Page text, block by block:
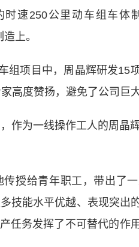
速250公里动车组车体
上。
项目中，周晶辉研发15
高度赞扬，避免了公司巨
为一线操作工人的周晶
给青年职工，带出了一
技能水平优越、表现突出
任务发挥了不可替代的作